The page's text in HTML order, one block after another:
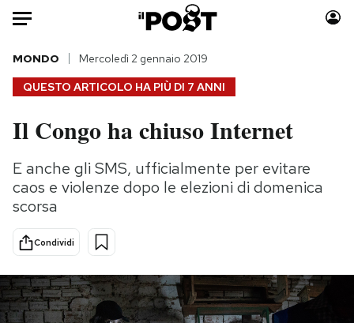
Auto
HOME
Italia
Politica
Scienza
Economia
Sport
Moda
Consumismi
Altrecose
Mondiali calcio 2026
QUESTO ARTICOLO HA PIÙ DI 7 ANNI
MONDO Mercoledì 2 gennaio 2019
Il Congo ha chiuso Internet
E anche gli SMS, ufficialmente per evitare
caos e violenze dopo le elezioni di domenica
scorsa
Condividi